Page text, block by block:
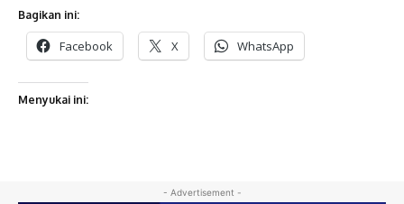
Bagikan ini:
Facebook X WhatsApp
Menyukai ini:
- Advertisement -